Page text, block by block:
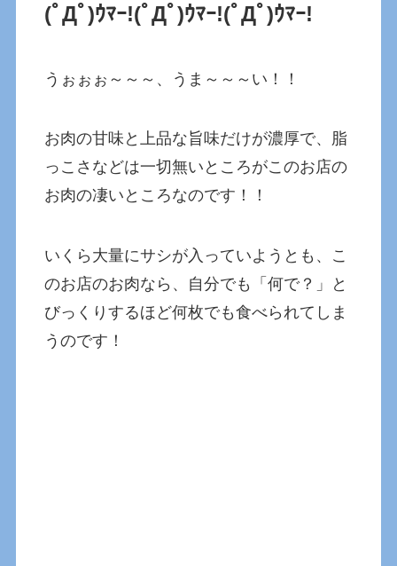
(ﾟДﾟ)ｳﾏｰ!(ﾟДﾟ)ｳﾏｰ!(ﾟДﾟ)ｳﾏｰ!
うぉぉぉ～～～、うま～～～い！！
お肉の甘味と上品な旨味だけが濃厚で、脂
っこさなどは一切無いところがこのお店の
お肉の凄いところなのです！！
いくら大量にサシが入っていようとも、こ
のお店のお肉なら、自分でも「何で？」と
びっくりするほど何枚でも食べられてしま
うのです！